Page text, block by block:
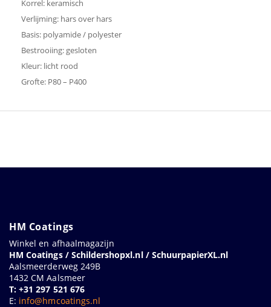
Korrel: keramisch
Verlijming: hars over hars
Basis: polyamide / polyester
Bestrooiing: gesloten
Kleur: licht rood
Grofte: P80 – P400
HM Coatings
Winkel en afhaalmagazijn
HM Coatings / Schildershopxl.nl / SchuurpapierXL.nl
Aalsmeerderweg 249B
1432 CM Aalsmeer
T: +31 297 521 676
E: info@hmcoatings.nl